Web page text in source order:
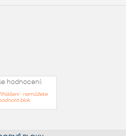
hodnocení:
- nemůžete
blok